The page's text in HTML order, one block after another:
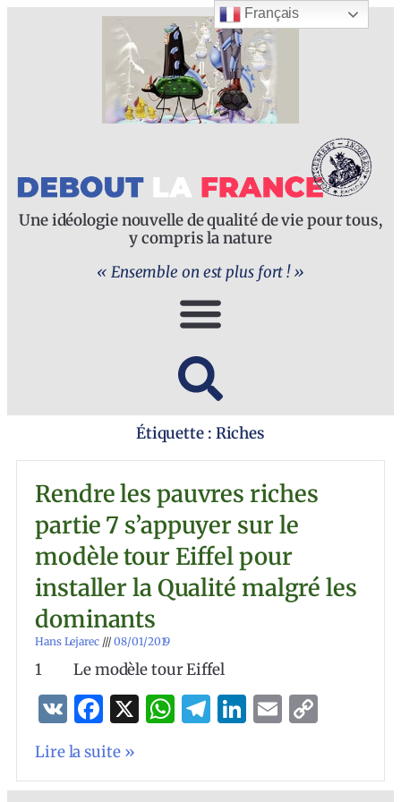
Une idéologie nouvelle de qualité de vie pour tous,
y compris la nature
« Ensemble on est plus fort ! »
Étiquette : Riches
Rendre les pauvres riches
partie 7 s’appuyer sur le
modèle tour Eiffel pour
installer la Qualité malgré les
dominants
Hans Lejarec 08/01/2019
1 Le modèle tour Eiffel
VK Facebook
X WhatsApp
Telegram
LinkedIn
Email
Lire la suite »
Français